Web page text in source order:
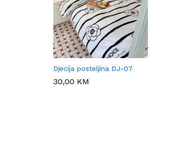
Djecija posteljina DJ-07
30,00 KM
30,00 KM